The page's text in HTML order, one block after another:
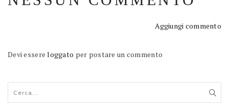
Aggiungi commento
Devi essereloggato per postare un commento